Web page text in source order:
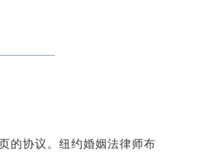
的协议。纽约婚姻法律师布